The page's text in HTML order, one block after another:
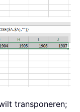
transponeren;